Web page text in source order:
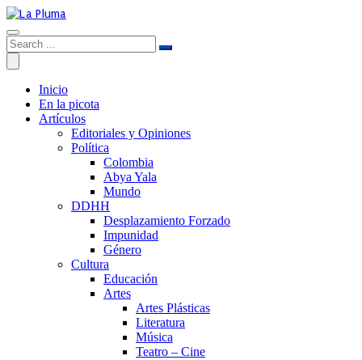
Inicio
En la picota
Artículos
Editoriales y Opiniones
Política
Colombia
Abya Yala
Mundo
DDHH
Desplazamiento Forzado
Impunidad
Género
Cultura
Educación
Artes
Artes Plásticas
Literatura
Música
Teatro – Cine